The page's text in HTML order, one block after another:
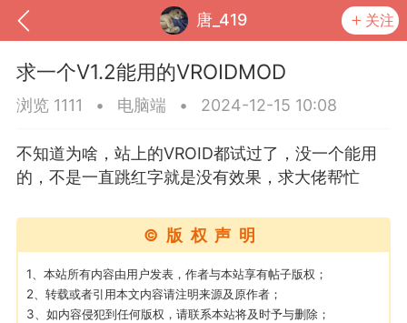
唐_419 关注
我的钱包 道具 排行榜
求一个V1.2能用的VROIDMOD
浏览 1111 • 电脑端 • 2024-12-15 10:08
不知道为啥，站上的VROID都试过了，没一个能用
的，不是一直跳红字就是没有效果，求大佬帮忙
©版权声明
1、本站所有内容由用户发表，作者与本站享有帖子版权；
2、转载或者引用本文内容请注明来源及原作者；
3、如内容侵犯到任何版权，请联系本站将及时予与删除；